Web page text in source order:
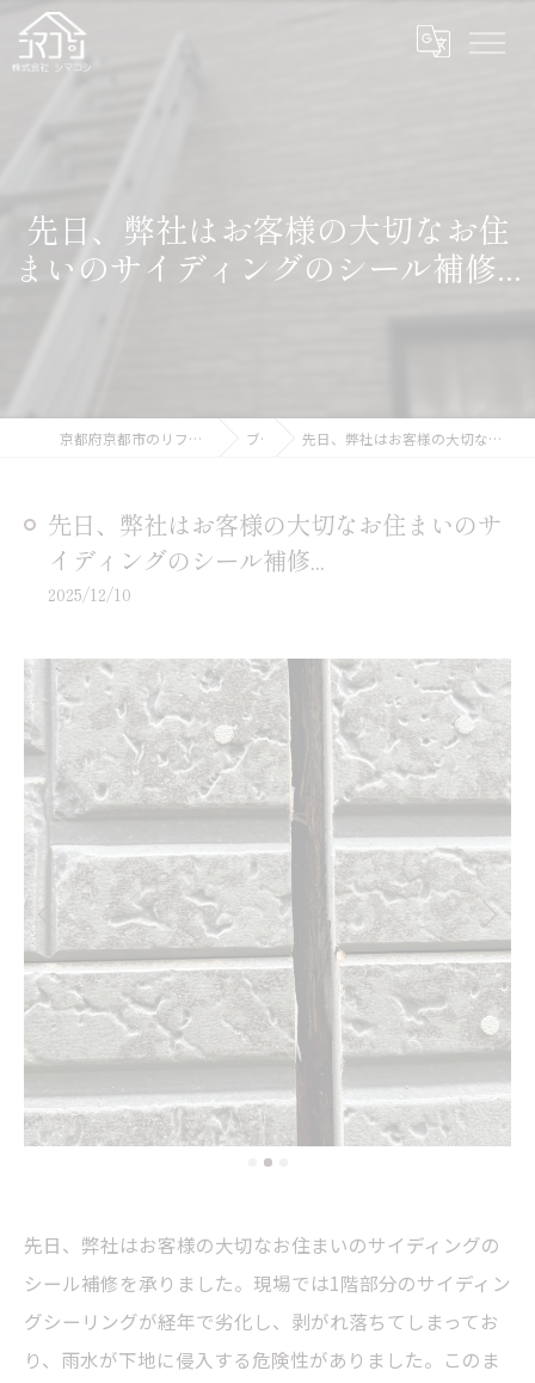
先日、弊社はお客様の大切なお住
まいのサイディングのシール補修...
京都府京都市のリフォームなら株式会社シマコシ ブログ 先日、弊社はお客様の大切なお住まいのサイディングのシール補修...
先日、弊社はお客様の大切なお住まいのサ
イディングのシール補修...
2025/12/10
先日、弊社はお客様の大切なお住まいのサイディングの
シール補修を承りました。現場では1階部分のサイディン
グシーリングが経年で劣化し、剥がれ落ちてしまってお
り、雨水が下地に侵入する危険性がありました。このま